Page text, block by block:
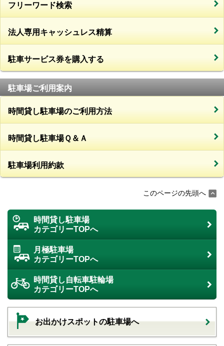
フリーワード検索
法人専用キャッシュレス精算
駐車サービス券を購入する
駐車場ご利用案内
時間貸し駐車場のご利用方法
時間貸し駐車場Ｑ＆Ａ
駐車場利用約款
このページの先頭へ
時間貸し駐車場
カテゴリーTOPへ
月極駐車場
カテゴリーTOPへ
時間貸し自転車駐輪場
カテゴリーTOPへ
お出かけスポットの駐車場へ